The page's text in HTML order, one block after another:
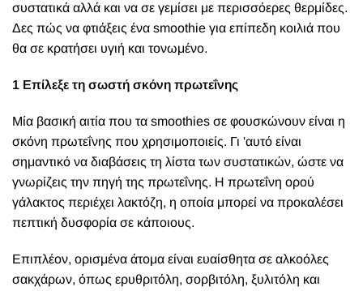
συστατικά αλλά και να σε γεμίσει με περισσόερες θερμίδες.
Δες πώς να φτιάξεις ένα smoothie για επίπεδη κοιλιά που
θα σε κρατήσει υγιή και τονωμένο.
1 Επίλεξε τη σωστή σκόνη πρωτεΐνης
Μία βασική αιτία που τα smoothies σε φουσκώνουν είναι η
σκόνη πρωτεΐνης που χρησιμοποιείς. Γι 'αυτό είναι
σημαντικό να διαβάσεις τη λίστα των συστατικών, ώστε να
γνωρίζεις την πηγή της πρωτεΐνης. Η πρωτεΐνη ορού
γάλακτος περιέχει λακτόζη, η οποία μπορεί να προκαλέσει
πεπτική δυσφορία σε κάποιους.
Επιπλέον, ορισμένα άτομα είναι ευαίσθητα σε αλκοόλες
σακχάρων, όπως ερυθριτόλη, σορβιτόλη, ξυλιτόλη και